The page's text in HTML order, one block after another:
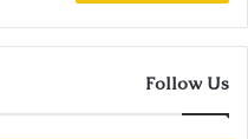
Follow Us